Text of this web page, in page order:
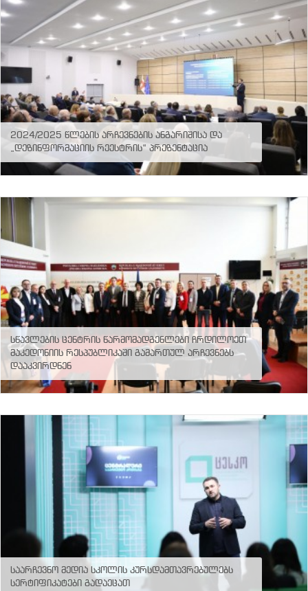
2024/2025 წლების არჩევნების ანგარიშისა და
„დეზინფორმაციის რეესტრის“ პრეზენტაცია
სწავლების ცენტრის წარმომადგენლები ჩრდილოეთ
მაკედონიის რესპუბლიკაში გამართულ არჩევნებს
დააკვირდნენ
საარჩევნო მედია სკოლის კურსდამთავრებულებს
სერტიფიკატები გადაეცათ